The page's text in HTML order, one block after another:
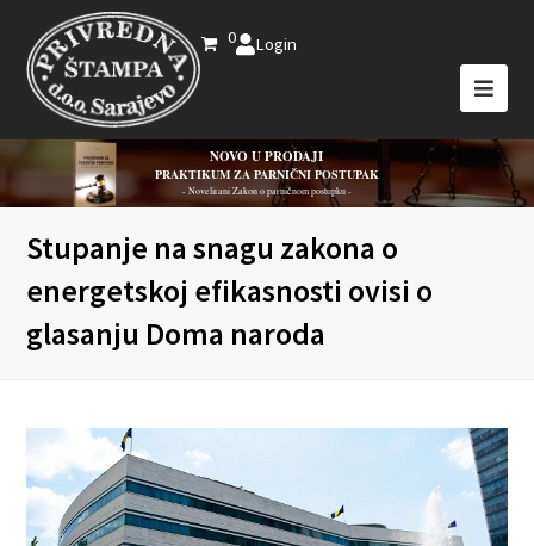
0 Login
NOVO U PRODAJI
PRAKTIKUM ZA PARNIČNI POSTUPAK
- Novelirani Zakon o parničnom postupku -
Stupanje na snagu zakona o
energetskoj efikasnosti ovisi o
glasanju Doma naroda